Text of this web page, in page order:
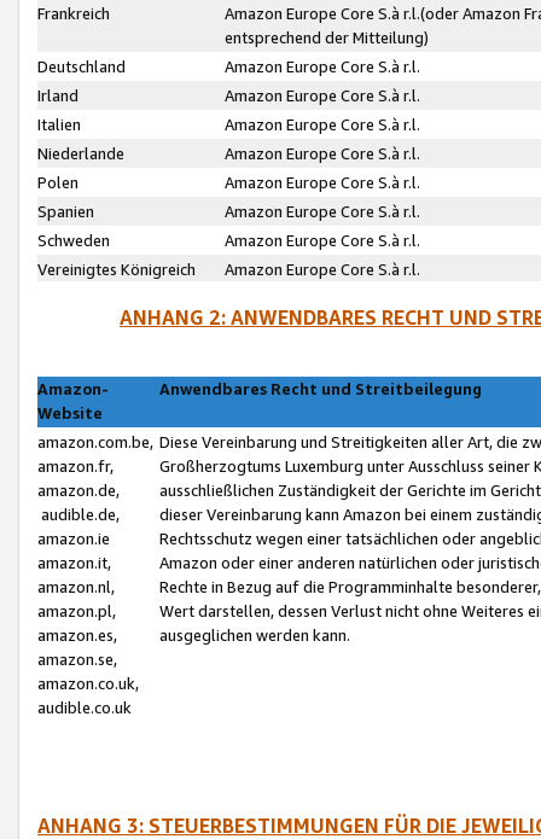
Frankreich
Amazon Europe Core S.à r.l.(oder Amazon
entsprechend der Mitteilung)
Deutschland
Amazon Europe Core S.à r.l.
Irland
Amazon Europe Core S.à r.l.
Italien
Amazon Europe Core S.à r.l.
Niederlande
Amazon Europe Core S.à r.l.
Polen
Amazon Europe Core S.à r.l.
Spanien
Amazon Europe Core S.à r.l.
Schweden
Amazon Europe Core S.à r.l.
Vereinigtes Königreich
Amazon Europe Core S.à r.l.
ANHANG 2: ANWENDBARES RECHT UND
Amazon-
Website
Anwendbares Recht und Streitbeilegung
amazon.com.be,
amazon.fr,
amazon.de,
audible.de,
amazon.ie
amazon.it,
amazon.nl,
amazon.pl,
amazon.es,
amazon.se,
amazon.co.uk,
audible.co.uk
Diese Vereinbarung und Streitigkeiten aller Art, die
Großherzogtums Luxemburg unter Ausschluss
ausschließlichen Zuständigkeit der Gerichte im
dieser Vereinbarung kann Amazon bei einem
Rechtsschutz wegen einer tatsächlichen oder
Amazon oder einer anderen natürlichen oder
Rechte in Bezug auf die Programminhalte
Wert darstellen, dessen Verlust nicht ohne Weiteres
ausgeglichen werden kann.
ANHANG 3: STEUERBESTIMMUNGEN FÜR DIE